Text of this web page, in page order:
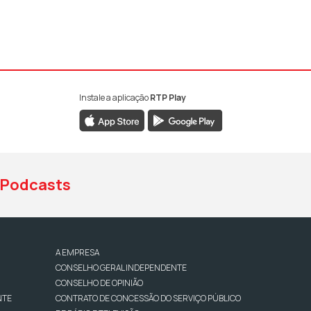
da RTP Antena 1
da RTP Antena 1
YouTube da RTP Antena 1
Instale a aplicaçãoRTP Play
Podcasts
A EMPRESA
CONSELHO GERAL INDEPENDENTE
CONSELHO DE OPINIÃO
CONTRATO DE CONCESSÃO DO SERVIÇO PÚBLICO